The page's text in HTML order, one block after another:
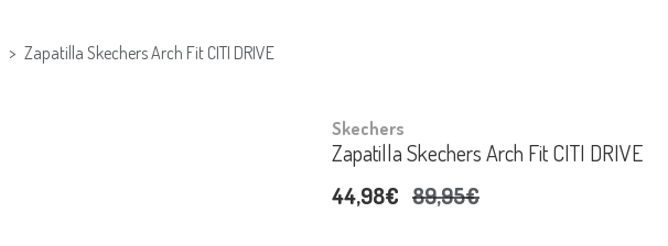
Zapatilla Skechers Arch Fit CITI DRIVE
Skechers
Zapatilla Skechers Arch Fit CITI DRIVE
44,98€ 89,95€